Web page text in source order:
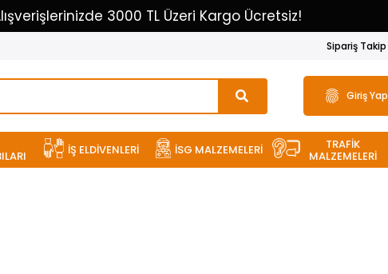
3000 TL Üzeri Kargo Ücretsiz!
Sipariş Takip
Giriş Yap
İŞ ELDİVENLERİ İSG MALZEMELERİ TRAFİK
MALZEMELERİ